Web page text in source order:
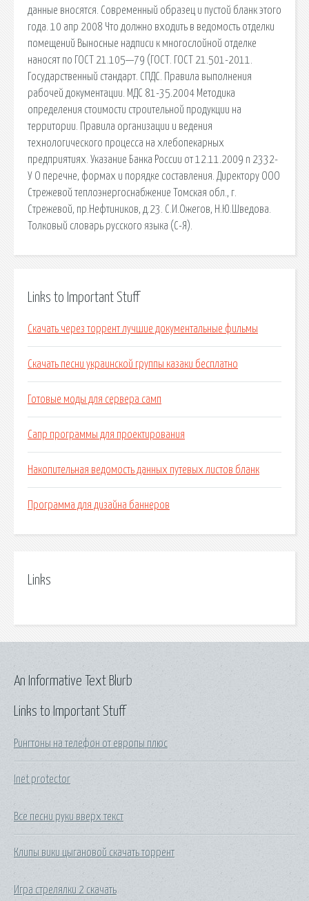
данные вносятся. Современный образец и пустой бланк этого
года. 10 апр 2008 Что должно входить в ведомость отделки
помещений Выносные надписи к многослойной отделке
наносят по ГОСТ 21.105—79 (ГОСТ. ГОСТ 21.501-2011.
Государственный стандарт. СПДС. Правила выполнения
рабочей документации. МДС 81-35.2004 Методика
определения стоимости строительной продукции на
территории. Правила организации и ведения
технологического процесса на хлебопекарных
предприятиях. Указание Банка России от 12.11.2009 n 2332-
У О перечне, формах и порядке составления. Директору ООО
Стрежевой теплоэнергоснабжение Томская обл., г.
Стрежевой, пр.Нефтиников, д.23. С.И.Ожегов, Н.Ю.Шведова.
Толковый словарь русского языка (С-Я).
Links to Important Stuff
Скачать через торрент лучшие документальные фильмы
Скачать песни украинской группы казаки бесплатно
Готовые моды для сервера самп
Сапр программы для проектирования
Накопительная ведомость данных путевых листов бланк
Программа для дизайна баннеров
Links
Links to Important Stuff
Рингтоны на телефон от европы плюс
Inet protector
Все песни руки вверх текст
Клипы вики цыгановой скачать торрент
Игра стрелялки 2 скачать
An Informative Text Blurb